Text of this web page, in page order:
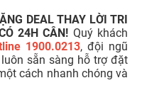
DEAL THAY LỜI TRI
24H CÂN! Quý khách
1900.0213, đội ngũ
sẵn sàng hỗ trợ đặt
cách nhanh chóng và